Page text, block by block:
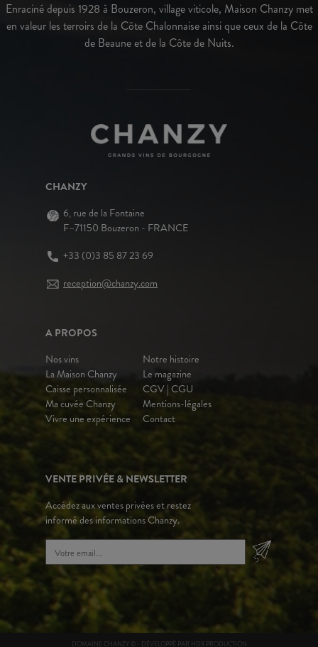
Enraciné depuis 1928 à Bouzeron, village viticole, Maison Chanzy met
en valeur les terroirs de la Côte Chalonnaise ainsi que ceux de la Côte
de Beaune et de la Côte de Nuits.
CHANZY
6, rue de la Fontaine
F–71150 Bouzeron - FRANCE
+33 (0)3 85 87 23 69
reception@chanzy.com
A PROPOS
Nos vins
La Maison Chanzy
Caisse personnalisée
Ma cuvée Chanzy
Vivre une expérience
Notre histoire
Le magazine
CGV | CGU
Mentions-légales
Contact
VENTE PRIVÉE & NEWSLETTER
Accédez aux ventes privées et restez
informé des informations Chanzy.
DOMAINE CHANZY © - DÉVELOPPÉ PAR HDX PRODUCTION